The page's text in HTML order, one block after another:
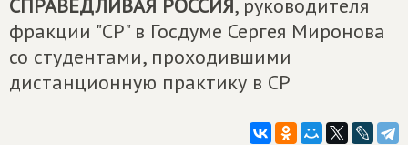
СПРАВЕДЛИВАЯ РОССИЯ, руководителя
фракции "СР" в Госдуме Сергея Миронова
со студентами, проходившими
дистанционную практику в СР